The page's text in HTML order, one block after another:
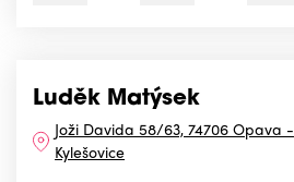
Luděk Matýsek
Joži Davida 58/63, 74706 Opava -
Kylešovice